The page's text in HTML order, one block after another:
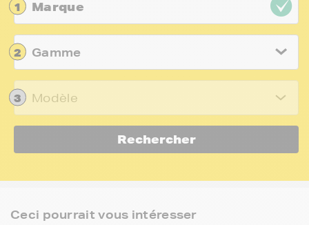
1 Marque
2 Gamme
3 Modèle
Rechercher
Ceci pourrait vous intéresser